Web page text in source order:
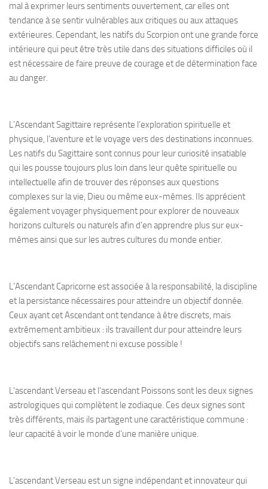
mal à exprimer leurs sentiments ouvertement, car elles ont
tendance à se sentir vulnérables aux critiques ou aux attaques
extérieures. Cependant, les natifs du Scorpion ont une grande force
intérieure qui peut être très utile dans des situations difficiles où il
est nécessaire de faire preuve de courage et de détermination face
au danger.
L’Ascendant Sagittaire représente l’exploration spirituelle et
physique, l’aventure et le voyage vers des destinations inconnues.
Les natifs du Sagittaire sont connus pour leur curiosité insatiable
qui les pousse toujours plus loin dans leur quête spirituelle ou
intellectuelle afin de trouver des réponses aux questions
complexes sur la vie, Dieu ou même eux-mêmes. Ils apprécient
également voyager physiquement pour explorer de nouveaux
horizons culturels ou naturels afin d’en apprendre plus sur eux-
mêmes ainsi que sur les autres cultures du monde entier.
L’Ascendant Capricorne est associée à la responsabilité, la discipline
et la persistance nécessaires pour atteindre un objectif donnée.
Ceux ayant cet Ascendant ont tendance à être discrets, mais
extrêmement ambitieux : ils travaillent dur pour atteindre leurs
objectifs sans relâchement ni excuse possible !
L’ascendant Verseau et l’ascendant Poissons sont les deux signes
astrologiques qui complètent le zodiaque. Ces deux signes sont
très différents, mais ils partagent une caractéristique commune :
leur capacité à voir le monde d’une manière unique.
L’ascendant Verseau est un signe indépendant et innovateur qui